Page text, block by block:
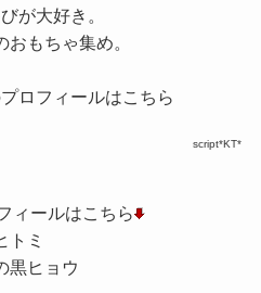
が大好き。
おもちゃ集め。
ロフィールはこちら
script*KT*
ィールはこちら
トミ
黒ヒョウ